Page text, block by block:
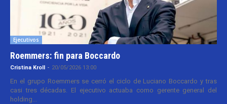
Ejecutivos
Roemmers: fin para Boccardo
Cristina Kroll - 20/05/2026 13:00
En el grupo Roemmers se cerró el ciclo de Luciano Boccardo y tras
casi tres décadas. El ejecutivo actuaba como gerente general del
holding...